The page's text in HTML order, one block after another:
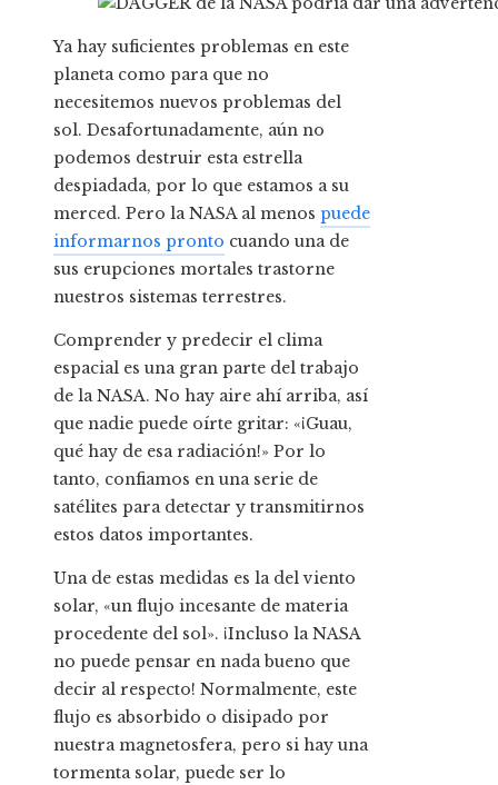
Ya hay suficientes problemas en este
planeta como para que no
necesitemos nuevos problemas del
sol. Desafortunadamente, aún no
podemos destruir esta estrella
despiadada, por lo que estamos a su
merced. Pero la NASA al menos puede
informarnos pronto cuando una de
sus erupciones mortales trastorne
nuestros sistemas terrestres.
Comprender y predecir el clima
espacial es una gran parte del trabajo
de la NASA. No hay aire ahí arriba, así
que nadie puede oírte gritar: «¡Guau,
qué hay de esa radiación!» Por lo
tanto, confiamos en una serie de
satélites para detectar y transmitirnos
estos datos importantes.
Una de estas medidas es la del viento
solar, «un flujo incesante de materia
procedente del sol». ¡Incluso la NASA
no puede pensar en nada bueno que
decir al respecto! Normalmente, este
flujo es absorbido o disipado por
nuestra magnetosfera, pero si hay una
tormenta solar, puede ser lo